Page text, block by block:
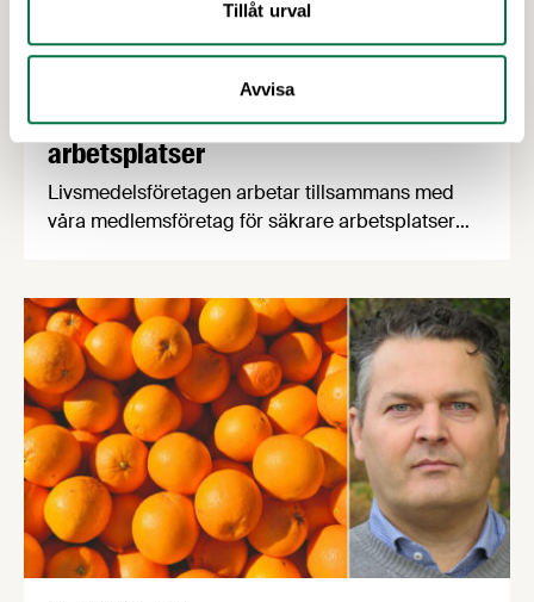
Tillåt urval
Avvisa
Tillsammans arbetar vi för säkrare
arbetsplatser
Livsmedelsföretagen arbetar tillsammans med
våra medlemsföretag för säkrare arbetsplatser
jobbet ska man känna sig trygg. Nästa LIA
utskottsmöte arrangeras i Stockholm den 28 maj.